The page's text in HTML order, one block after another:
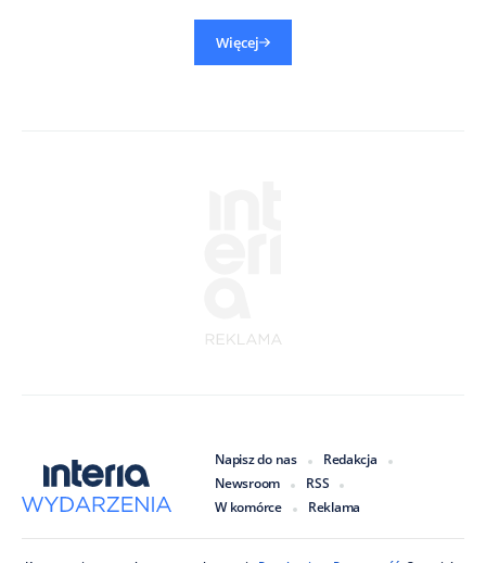
Więcej
Napisz do nas
Redakcja
Newsroom
RSS
W komórce
Reklama